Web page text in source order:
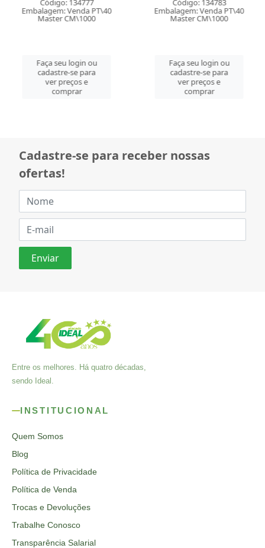
Código: 134777
Embalagem: Venda PT\40
Master CM\1000
Faça seu login ou
cadastre-se para
ver preços e
comprar
Código: 134783
Embalagem: Venda PT\40
Master CM\1000
Faça seu login ou
cadastre-se para
ver preços e
comprar
Cadastre-se para receber nossas
ofertas!
Entre os melhores. Há quatro décadas,
sendo Ideal.
INSTITUCIONAL
Quem Somos
Blog
Política de Privacidade
Política de Venda
Trocas e Devoluções
Trabalhe Conosco
Transparência Salarial